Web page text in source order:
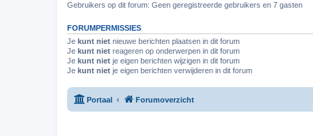
Gebruikers op dit forum: Geen geregistreerde gebruikers en 7 gasten
FORUMPERMISSIES
Je kunt niet nieuwe berichten plaatsen in dit forum
Je kunt niet reageren op onderwerpen in dit forum
Je kunt niet je eigen berichten wijzigen in dit forum
Je kunt niet je eigen berichten verwijderen in dit forum
Portaal Forumoverzicht